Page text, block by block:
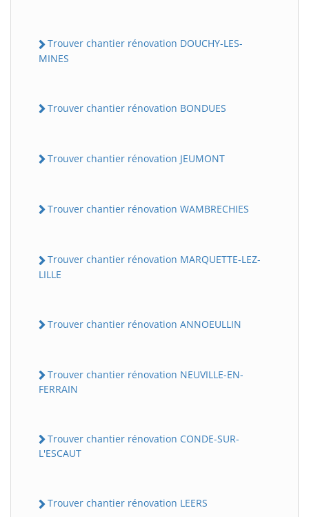
Trouver chantier rénovation DOUCHY-LES-
MINES
Trouver chantier rénovation BONDUES
Trouver chantier rénovation JEUMONT
Trouver chantier rénovation WAMBRECHIES
Trouver chantier rénovation MARQUETTE-LEZ-
LILLE
Trouver chantier rénovation ANNOEULLIN
Trouver chantier rénovation NEUVILLE-EN-
FERRAIN
Trouver chantier rénovation CONDE-SUR-
L'ESCAUT
Trouver chantier rénovation LEERS